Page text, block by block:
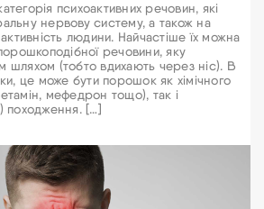
психоактивних речовин, які
нервову систему, а також на
активність людини. Найчастіше їх можна
речовини, яку
шляхом (тобто вдихають через ніс). В
це може бути порошок як хімічного
мефедрон тощо), так і
походження. […]